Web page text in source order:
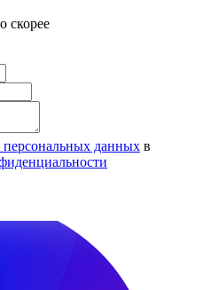
скорее
персональных данных в